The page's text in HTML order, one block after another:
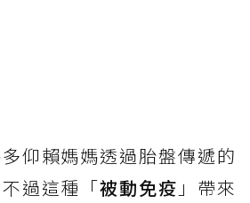
仰賴媽媽透過胎盤傳遞的
過這種「被動免疫 」帶來